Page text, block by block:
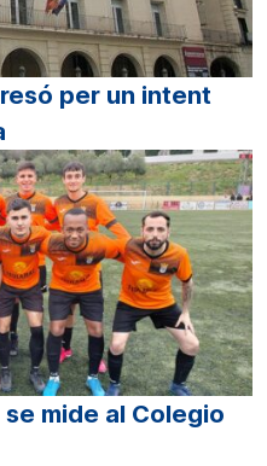
per un intent
mide al Colegio